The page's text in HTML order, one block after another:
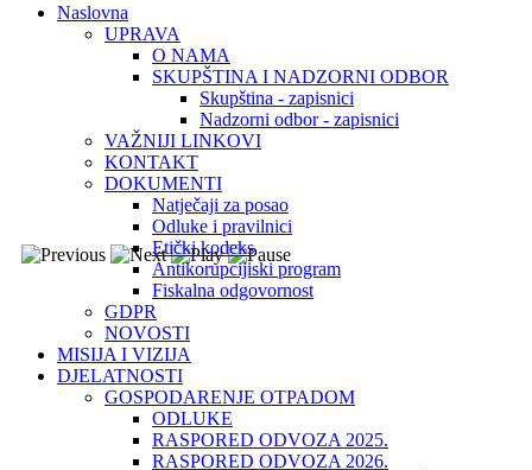
Naslovna
UPRAVA
O NAMA
SKUPŠTINA I NADZORNI ODBOR
Skupština - zapisnici
Nadzorni odbor - zapisnici
VAŽNIJI LINKOVI
KONTAKT
DOKUMENTI
Natječaji za posao
Odluke i pravilnici
Etički kodeks
Antikorupcijiski program
Fiskalna odgovornost
GDPR
NOVOSTI
MISIJA I VIZIJA
DJELATNOSTI
GOSPODARENJE OTPADOM
ODLUKE
RASPORED ODVOZA 2025.
RASPORED ODVOZA 2026.